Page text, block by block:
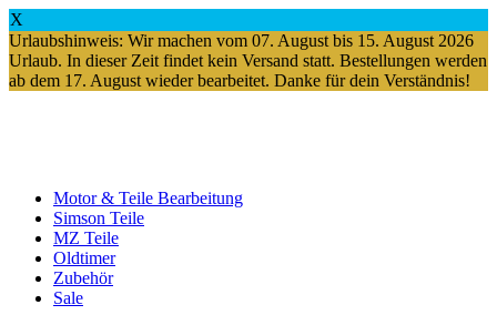
X
Urlaubshinweis: Wir machen vom 07. August bis 15. August 2026
Urlaub. In dieser Zeit findet kein Versand statt. Bestellungen werden
ab dem 17. August wieder bearbeitet. Danke für dein Verständnis!
Motor & Teile Bearbeitung
Simson Teile
MZ Teile
Oldtimer
Zubehör
Sale